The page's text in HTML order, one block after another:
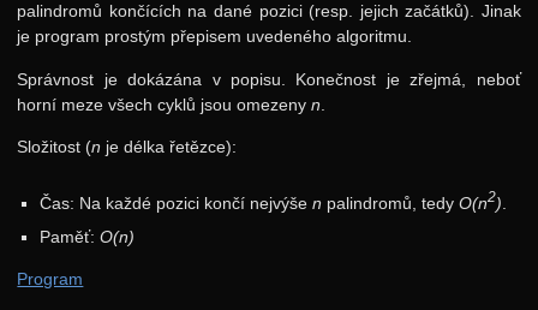
palindromů končících na dané pozici (resp. jejich začátků). Jinak
je program prostým přepisem uvedeného algoritmu.
Správnost je dokázána v popisu. Konečnost je zřejmá, neboť
horní meze všech cyklů jsou omezenyn
Složitost (n je délka řetězce):
Čas: Na každé pozici končí nejvýšen palindromů, tedyO(n2)
Paměť:O(n)
Program